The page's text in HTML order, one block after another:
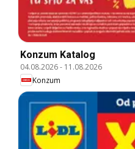
Konzum Katalog
04.08.2026- 11.08.2026
Konzum